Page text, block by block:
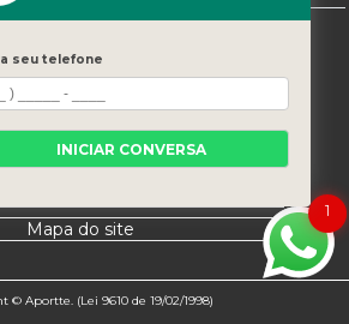
Home
Sobre nós
Serviços
Contato
Mapa do site
© Aportte. (Lei 9610 de 19/02/1998)
1
seu telefone
INICIAR CONVERSA